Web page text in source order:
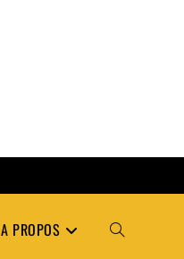
A PROPOS TOGGLE